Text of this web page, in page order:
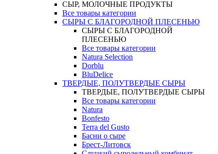
СЫР, МОЛОЧНЫЕ ПРОДУКТЫ
Все товары категории
СЫРЫ С БЛАГОРОДНОЙ ПЛЕСЕНЬЮ
СЫРЫ С БЛАГОРОДНОЙ
ПЛЕСЕНЬЮ
Все товары категории
Natura Selection
Dorblu
BluDelice
ТВЕРДЫЕ, ПОЛУТВЕРДЫЕ СЫРЫ
ТВЕРДЫЕ, ПОЛУТВЕРДЫЕ СЫРЫ
Все товары категории
Natura
Bonfesto
Terra del Gusto
Басни о сыре
Брест-Литовск